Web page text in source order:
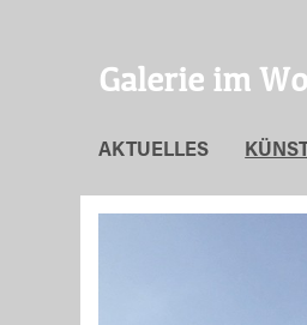
Galerie im
AKTUELLES